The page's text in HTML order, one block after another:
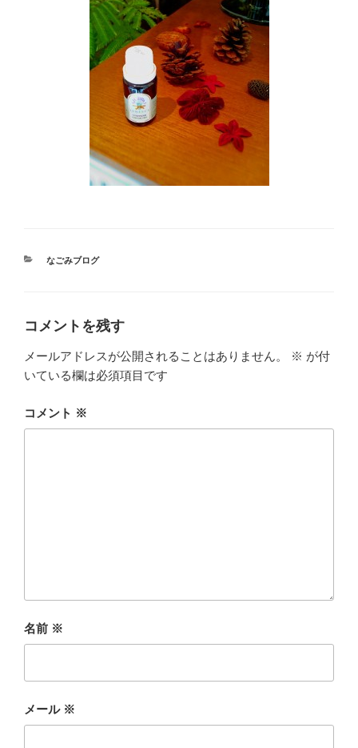
カ
なごみブログ
コメントを残す
メールアドレスが公開されることはありません。 ※ が付
いている欄は必須項目です
コメント ※
名前 ※
メール ※